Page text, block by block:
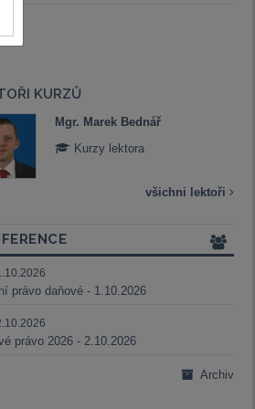
KURZŮ
Mgr. Marek Bednář
Kurzy lektora
všichni lektoři
právo daňové - 1.10.2026
právo 2026 - 2.10.2026
Archiv